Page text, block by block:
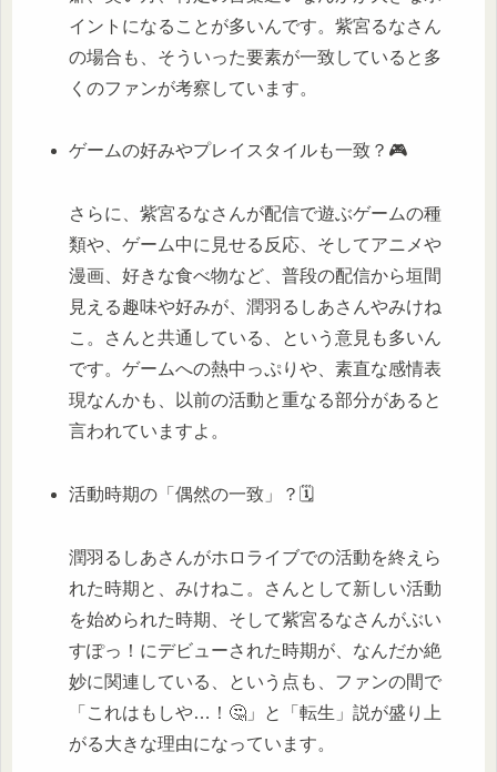
イントになることが多いんです。紫宮るなさん
の場合も、そういった要素が一致していると多
くのファンが考察しています。
ゲームの好みやプレイスタイルも一致？🎮
さらに、紫宮るなさんが配信で遊ぶゲームの種
類や、ゲーム中に見せる反応、そしてアニメや
漫画、好きな食べ物など、普段の配信から垣間
見える趣味や好みが、潤羽るしあさんやみけね
こ。さんと共通している、という意見も多いん
です。ゲームへの熱中っぷりや、素直な感情表
現なんかも、以前の活動と重なる部分があると
言われていますよ。
活動時期の「偶然の一致」？🗓️
潤羽るしあさんがホロライブでの活動を終えら
れた時期と、みけねこ。さんとして新しい活動
を始められた時期、そして紫宮るなさんがぶい
すぽっ！にデビューされた時期が、なんだか絶
妙に関連している、という点も、ファンの間で
「これはもしや…！🤔」と「転生」説が盛り上
がる大きな理由になっています。